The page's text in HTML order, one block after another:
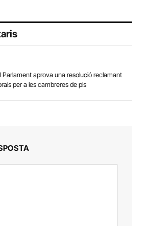
Parlament aprova una resolució reclamant
per a les cambreres de pis